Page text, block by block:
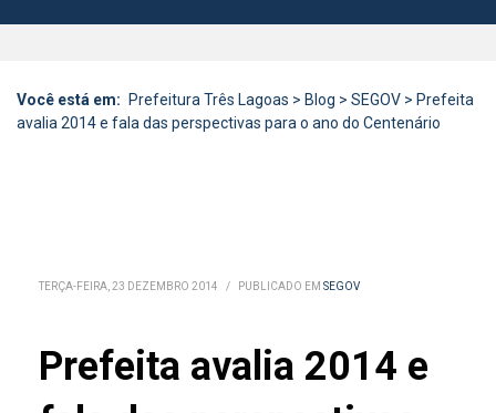
Você está em: Prefeitura Três Lagoas > Blog > SEGOV > Prefeita
avalia 2014 e fala das perspectivas para o ano do Centenário
TERÇA-FEIRA, 23 DEZEMBRO 2014 / PUBLICADO EM SEGOV
Prefeita avalia 2014 e